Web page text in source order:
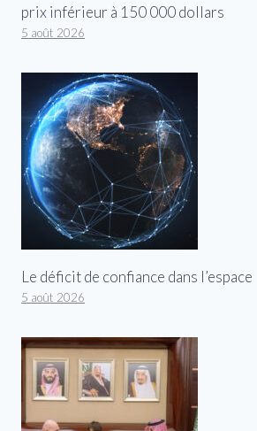
prix inférieur à 150 000 dollars
5 août 2026
Le déficit de confiance dans l’espace
5 août 2026